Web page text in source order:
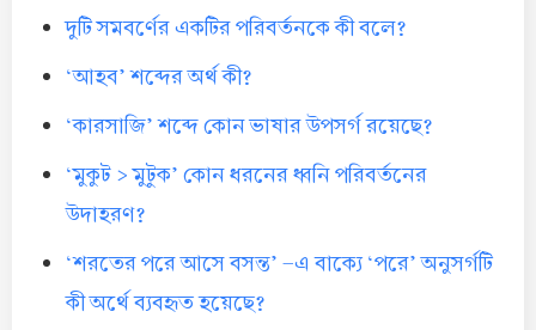
দুটি সমবর্ণের একটির পরিবর্তনকে কী বলে?
‘আহব’ শব্দের অর্থ কী?
‘কারসাজি’ শব্দে কোন ভাষার উপসর্গ রয়েছে?
‘মুকুট > মুটুক’ কোন ধরনের ধ্বনি পরিবর্তনের
উদাহরণ?
‘শরতের পরে আসে বসন্ত’ -এ বাক্যে ‘পরে’ অনুসর্গটি
কী অর্থে ব্যবহৃত হয়েছে?